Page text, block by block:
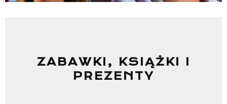
ZABAWKI, KSIĄŻKI I
PREZENTY